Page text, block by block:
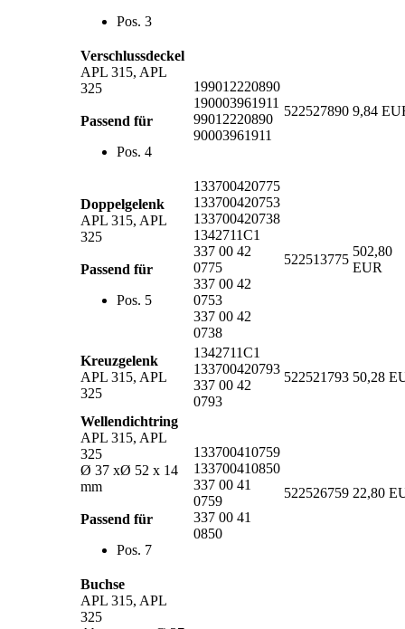
Pos. 3
Verschlussdeckel
APL 315, APL
325
Passend für
Pos. 4
199012220890
190003961911
99012220890
90003961911
522527890 9,84
Doppelgelenk
APL 315, APL
325
Passend für
Pos. 5
133700420775
133700420753
133700420738
1342711C1
337 00 42
0775
337 00 42
0753
337 00 42
0738
522513775
502,80
EUR
Kreuzgelenk
APL 315, APL
325
1342711C1
133700420793
337 00 42
0793
522521793 50,28
Wellendichtring
APL 315, APL
325
Ø 37 xØ 52 x 14
mm
Passend für
Pos. 7
133700410759
133700410850
337 00 41
0759
337 00 41
0850
522526759 22,80
Buchse
APL 315, APL
325